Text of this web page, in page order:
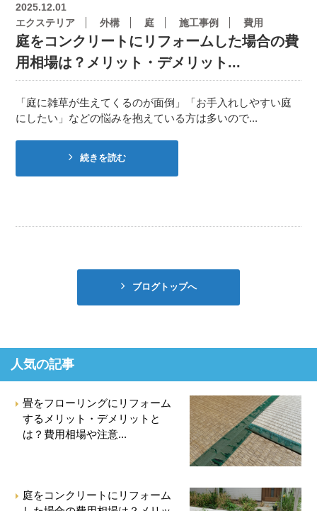
2025.12.01
エクステリア
外構 庭 施工事例 費用
庭をコンクリートにリフォームした場合の費
用相場は？メリット・デメリット...
「庭に雑草が生えてくるのが面倒」「お手入れしやすい庭
にしたい」などの悩みを抱えている方は多いので...
続きを読む
ブログトップへ
人気の記事
畳をフローリングにリフォーム
するメリット・デメリットと
は？費用相場や注意...
庭をコンクリートにリフォーム